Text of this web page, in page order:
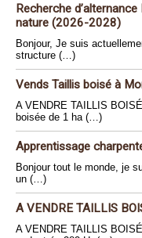
Recherche
nature (2026-2028)
Bonjour, Je suis
structure (…)
Vends Taillis boisé à
A VENDRE TAILLIS
boisée de 1 ha (…)
Apprentissage
Bonjour tout le monde, je
un (…)
A VENDRE TAILLIS
A VENDRE TAILLIS